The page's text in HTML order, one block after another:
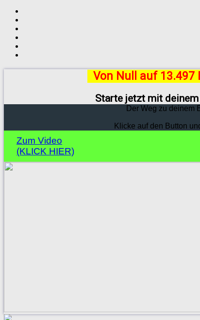
Von Null auf 13.497
Starte jetzt mit
Der Weg zu deinem
Klicke auf den Button
Zum Video
(KLICK HIER)